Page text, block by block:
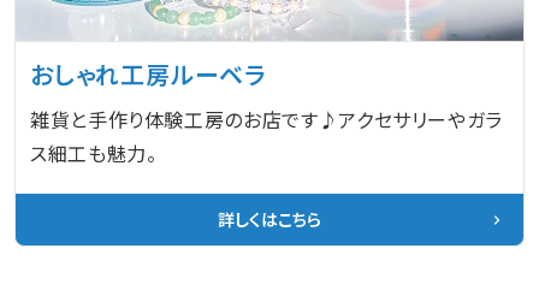
おしゃれ工房ルーベラ
雑貨と手作り体験工房のお店です♪アクセサリーやガラ
ス細工も魅力。
詳しくはこちら